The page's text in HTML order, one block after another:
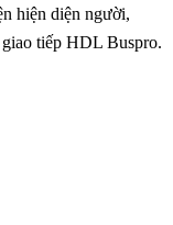
hiện diện người,
giao tiếp HDL Buspro.